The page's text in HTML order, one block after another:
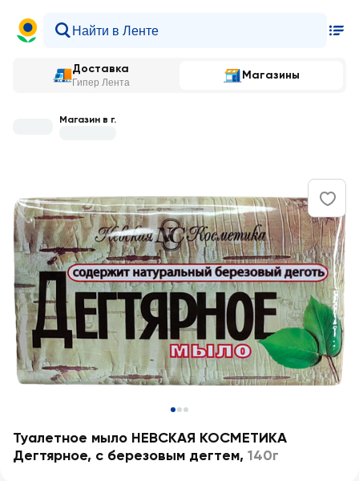
Доставка
Гипер Лента
Магазины
Магазин в г.
Туалетное мыло НЕВСКАЯ КОСМЕТИКА
Дегтярное, с березовым дегтем, 140г